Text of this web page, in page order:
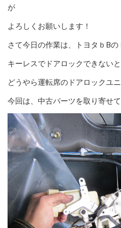
が
よろしくお願いします！
さて今日の作業は、トヨタｂB
キーレスでドアロックできないと
どうやら運転席のドアロックユ
今回は、中古パーツを取り寄せ